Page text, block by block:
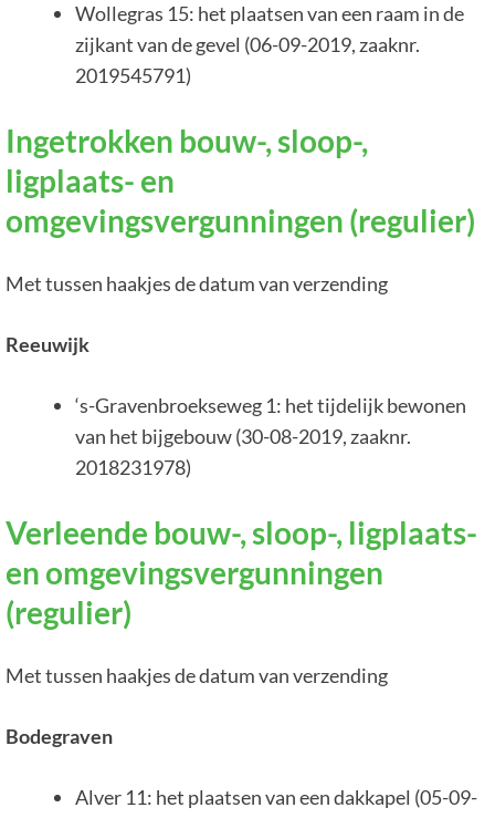
Wollegras 15: het plaatsen van een raam in de
zijkant van de gevel (06-09-2019, zaaknr.
2019545791)
Ingetrokken bouw-, sloop-,
ligplaats- en
omgevingsvergunningen (regulier)
Met tussen haakjes de datum van verzending
Reeuwijk
‘s-Gravenbroekseweg 1: het tijdelijk bewonen
van het bijgebouw (30-08-2019, zaaknr.
2018231978)
Verleende bouw-, sloop-, ligplaats-
en omgevingsvergunningen
(regulier)
Met tussen haakjes de datum van verzending
Bodegraven
Alver 11: het plaatsen van een dakkapel (05-09-